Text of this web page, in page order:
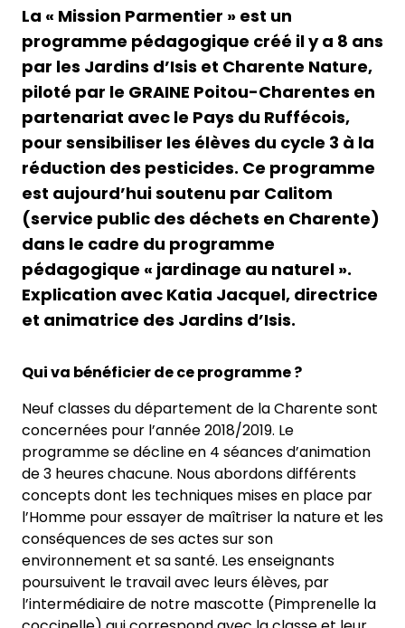
La « Mission Parmentier » est un
programme pédagogique créé il y a 8 ans
par les Jardins d’Isis et Charente Nature,
piloté par le GRAINE Poitou-Charentes en
partenariat avec le Pays du Ruffécois,
pour sensibiliser les élèves du cycle 3 à la
réduction des pesticides. Ce programme
est aujourd’hui soutenu par Calitom
(service public des déchets en Charente)
dans le cadre du programme
pédagogique « jardinage au naturel ».
Explication avec Katia Jacquel, directrice
et animatrice des Jardins d’Isis.
Qui va bénéficier de ce programme ?
Neuf classes du département de la Charente sont
concernées pour l’année 2018/2019. Le
programme se décline en 4 séances d’animation
de 3 heures chacune. Nous abordons différents
concepts dont les techniques mises en place par
l’Homme pour essayer de maîtriser la nature et les
conséquences de ses actes sur son
environnement et sa santé. Les enseignants
poursuivent le travail avec leurs élèves, par
l’intermédiaire de notre mascotte (Pimprenelle la